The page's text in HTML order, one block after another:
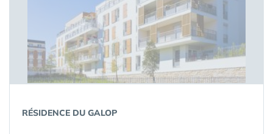
RÉSIDENCE DU GALOP